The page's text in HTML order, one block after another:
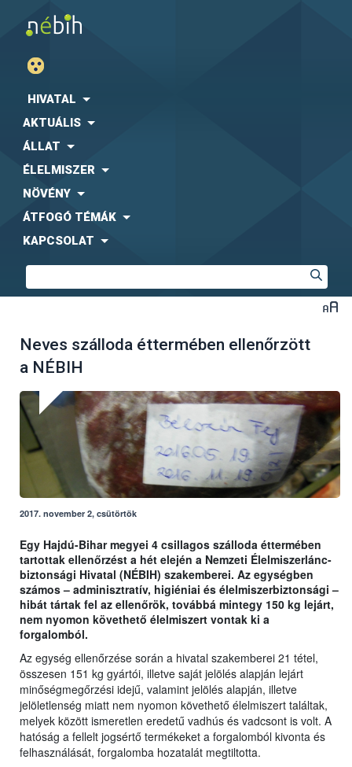
HIVATAL
AKTUÁLIS
ÁLLAT
ÉLELMISZER
NÖVÉNY
ÁTFOGÓ TÉMÁK
KAPCSOLAT
Neves szálloda éttermében ellenőrzött
a NÉBIH
2017. november 2, csütörtök
Egy Hajdú-Bihar megyei 4 csillagos szálloda éttermében
tartottak ellenőrzést a hét elején a Nemzeti Élelmiszerlánc-
biztonsági Hivatal (NÉBIH) szakemberei. Az egységben
számos – adminisztratív, higiéniai és élelmiszerbiztonsági –
hibát tártak fel az ellenőrök, továbbá mintegy 150 kg lejárt,
nem nyomon követhető élelmiszert vontak ki a
forgalomból.
Az egység ellenőrzése során a hivatal szakemberei 21 tétel,
összesen 151 kg gyártói, illetve saját jelölés alapján lejárt
minőségmegőrzési idejű, valamint jelölés alapján, illetve
jelöletlenség miatt nem nyomon követhető élelmiszert találtak,
melyek között ismeretlen eredetű vadhús és vadcsont is volt. A
hatóság a fellelt jogsértő termékeket a forgalomból kivonta és
felhasználását, forgalomba hozatalát megtiltotta.